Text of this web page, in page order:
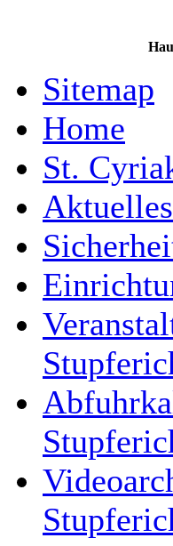
Sitemap
Home
St.
Aktuelles